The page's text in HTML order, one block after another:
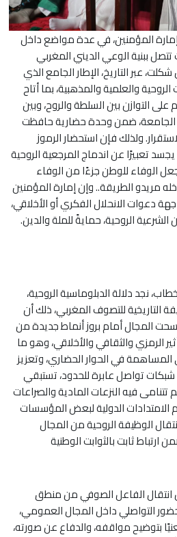
المؤمنين، في عدة مواضع داخل
ببنية الوعي الديني المغربي
عبر التاريخ، الإطار الجامع الذي
والعلمية والمذهبية، بما أتاح
التوازن بين السلطة والروح، وبين
الجامعة، ضمن وحدة حضارية حافظت
ولذلك فإن استحضار الرموز
تعبيرًا عن اندماج المرجعية الروحية
الوفاء للوطن جزءًا من الوفاء
مريدو الطريقة.. وإن إمارة المؤمنين
دعوات الانحلال الفكري أو الأخلاقي،
الروحية، حمايةً للملة والدين.
نجد دلالة الدبلوماسية الروحية،
التاريخية للتصوف المغربي، ذلك أن
المجال أمام بروز أنماط جديدة من
الرمزي والثقافي والأخلاقي، وهو ما
في الحوار الحضاري، وتعزيز
شبكات تواصل عابرة للحدود، تستبقي
تتنامى فيه النزعات المادية والصراعات
الدولية لبعض المؤسسات
الوظيفة الروحية من المجال
ثابت بالثوابت الوطنية
الفاعل الصوفي من منطق
التواصلي داخل المجال العمومي،
بتوضيح مواقفه، والدفاع عن صورته،